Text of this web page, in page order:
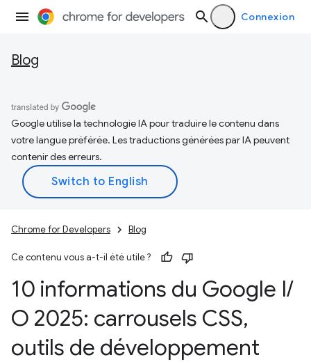
Connexion
Blog
Google utilise la technologie IA pour traduire le contenu dans
votre langue préférée. Les traductions générées par IA peuvent
contenir des erreurs.
Chrome for Developers Blog
Ce contenu vous a-t-il été utile ?
10 informations du Google I/
O 2025: carrousels CSS,
outils de développement